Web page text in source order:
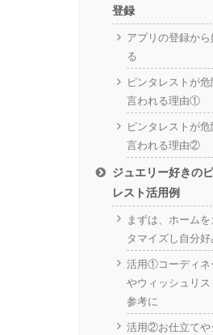
登録
アプリの登録から
る
ピンタレストが危
言われる理由①
ピンタレストが危
言われる理由②
ジュエリー好きの
レスト活用例
まずは、ホームを
タマイズし自分好
活用①コーディネ
やウィッシュリス
参考に
活用②お仕立てや